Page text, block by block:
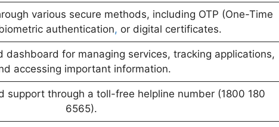
various secure methods, including OTP (One-Time
authentication, or digital certificates.
dashboard for managing services, tracking applications,
accessing important information.
support through a toll-free helpline number (1800 180
6565).